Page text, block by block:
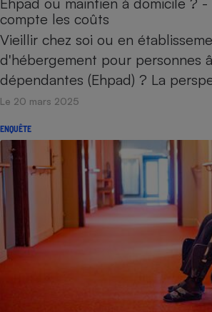
compte les coûts
Vieillir chez soi ou en
d'hébergement pour personnes
dépendantes (Ehpad) ? La
Le 20 mars 2025
ENQUÊTE